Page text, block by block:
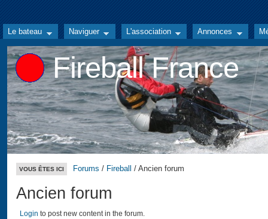
Le bateau Naviguer L'association Annonces
Fireball France
VOUS ÊTES ICI Forums / Fireball / Ancien forum
Ancien forum
Login to post new content in the forum.